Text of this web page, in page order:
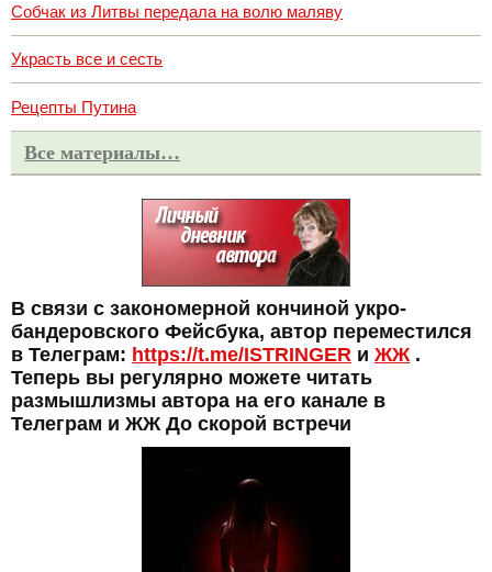
Собчак из Литвы передала на волю маляву
Украсть все и сесть
Рецепты Путина
Все материалы…
В связи с закономерной кончиной укро-
бандеровского Фейсбука, автор переместился
в Телеграм: https://t.me/ISTRINGER и ЖЖ .
Теперь вы регулярно можете читать
размышлизмы автора на его канале в
Телеграм и ЖЖ До скорой встречи